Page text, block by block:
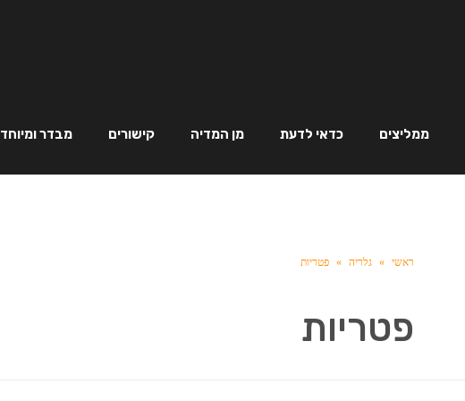
ממליצים כדאי לדעת מן המדיה קישורים מבדר ומיוחד
ראשי » גלריה » פטריות
פטריות